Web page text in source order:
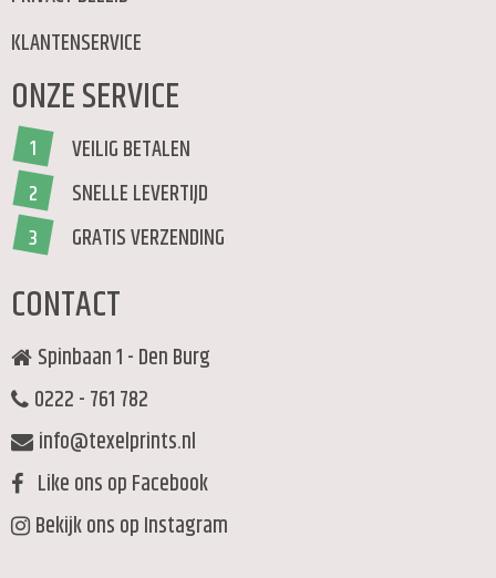
KLANTENSERVICE
ONZE SERVICE
1 VEILIG BETALEN
2 SNELLE LEVERTIJD
3 GRATIS VERZENDING
CONTACT
Spinbaan 1 - Den Burg
0222 - 761 782
info@texelprints.nl
Like ons op Facebook
Bekijk ons op Instagram